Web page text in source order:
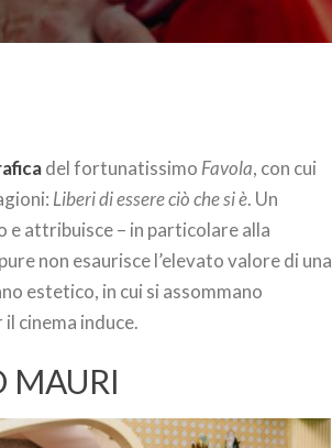
del fortunatissimo Favola, con cui
Liberi di essere ciò che si è. Un
attribuisce – in particolare alla
non esaurisce l’elevato valore di una
estetico, in cui si assommano
cinema induce.
MAURI